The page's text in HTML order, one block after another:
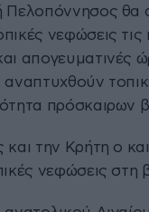
Πελοπόννησος θα
νεφώσεις τις
απογευματινές
αναπτυχθούν
πρόσκαιρων
και την Κρήτη ο
νεφώσεις στη